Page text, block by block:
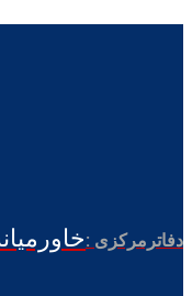
دفاترمرکزی :